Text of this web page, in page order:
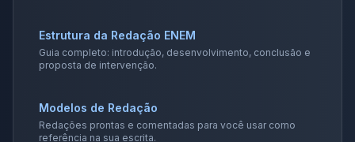
Estrutura da Redação ENEM
Guia completo: introdução, desenvolvimento, conclusão e
proposta de intervenção.
Modelos de Redação
Redações prontas e comentadas para você usar como
referência na sua escrita.